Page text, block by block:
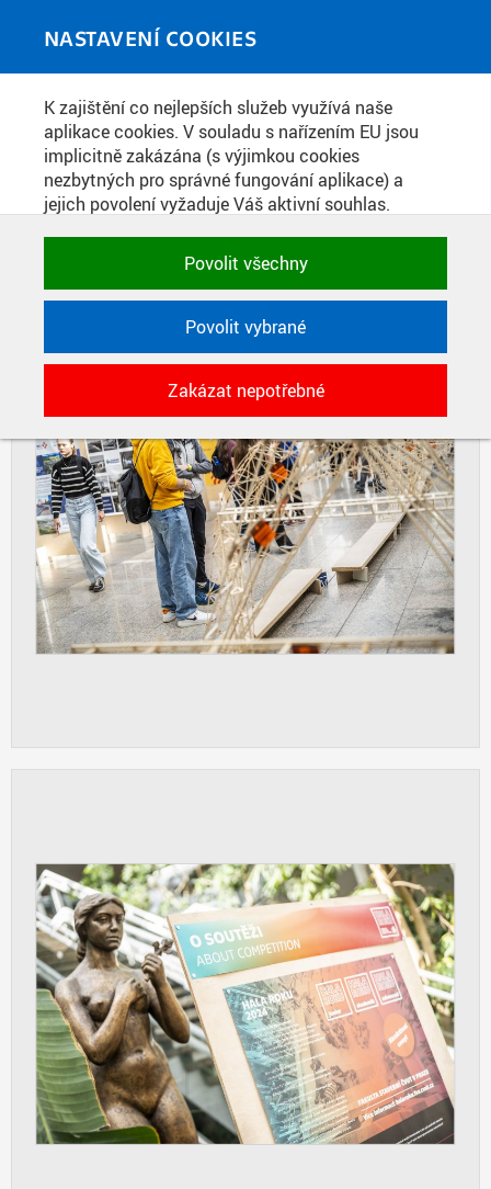
NASTAVENÍ COOKIES
K zajištění co nejlepších služeb využívá naše
aplikace cookies. V souladu s nařízením EU jsou
implicitně zakázána (s výjimkou cookies
nezbytných pro správné fungování aplikace) a
jejich povolení vyžaduje Váš aktivní souhlas.
zakázat, případně vybrat a povolit cookies podle
kategorie. Svoje rozhodnutí můžete samozřejmě
kdykoli změnit.
POTŘEBNÉ
Technické cookies využívané aplikacemi
ČVUT pro uchování jejich nastavení,
vlastností a identifikátorů relace. Jsou
nezbytné pro správné fungování a jsou
vždy aktivní.
ANALYTICKÉ
Slouží pro získávání anonymizovaných
statistických údajů, které nám pomáhají
vylepšovat naše aplikace. Zpravidla jde o
MARKETINGOVÉ
s analýzou uživatelského chování
pomáhají.
OSTATNÍ
Cookies, které aplikace nedokáže zařadit.
Naším cílem je, aby tato kategorie
zůstala prázdná a všechny cookies byly
přiřazeny do některé z kategorií
uvedených výše.
Povolit všechny
Povolit vybrané
Zakázat nepotřebné
MEDIATÉKA
You are here
Home Fotografie
HALA ROKU JUNIOR 2024
DIAPOZITIVY DLAŽDICE
CIHLY